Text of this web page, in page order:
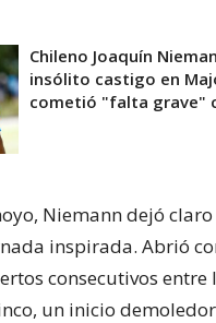
Chileno Joaquín
insólito castigo en
cometió "falta grave"
Niemann dejó
inspirada. Abrió
consecutivos entre
un inicio